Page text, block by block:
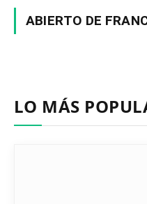
ABIERTO DE
LO MÁS